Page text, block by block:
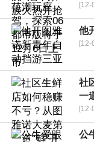
[12-
他
[12-
社
一
[12-
公